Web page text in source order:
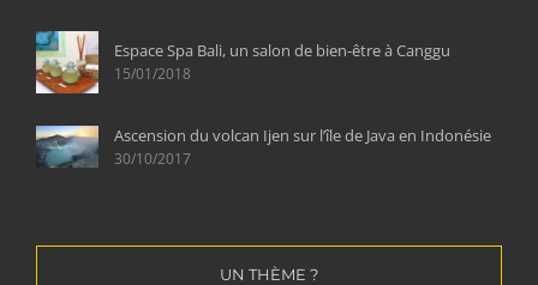
Espace Spa Bali, un salon de bien-être à Canggu
15/01/2018
Ascension du volcan Ijen sur l’île de Java en Indonésie
30/10/2017
UN THÈME ?